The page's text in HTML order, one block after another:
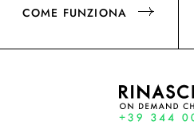
COME FUNZIONA